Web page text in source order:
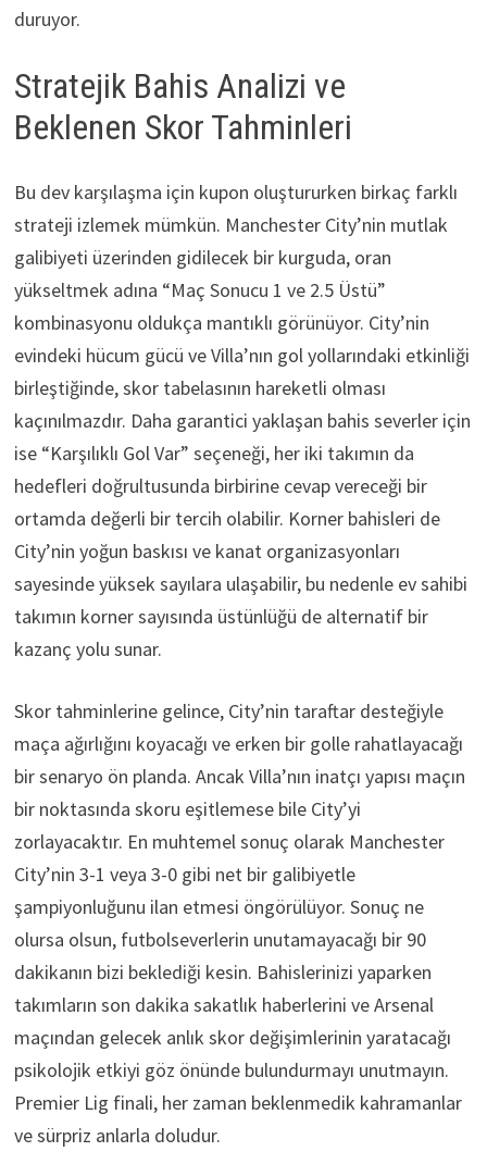
duruyor.
Stratejik Bahis Analizi ve
Beklenen Skor Tahminleri
Bu dev karşılaşma için kupon oluştururken birkaç farklı
strateji izlemek mümkün. Manchester City’nin mutlak
galibiyeti üzerinden gidilecek bir kurguda, oran
yükseltmek adına “Maç Sonucu 1 ve 2.5 Üstü”
kombinasyonu oldukça mantıklı görünüyor. City’nin
evindeki hücum gücü ve Villa’nın gol yollarındaki etkinliği
birleştiğinde, skor tabelasının hareketli olması
kaçınılmazdır. Daha garantici yaklaşan bahis severler için
ise “Karşılıklı Gol Var” seçeneği, her iki takımın da
hedefleri doğrultusunda birbirine cevap vereceği bir
ortamda değerli bir tercih olabilir. Korner bahisleri de
City’nin yoğun baskısı ve kanat organizasyonları
sayesinde yüksek sayılara ulaşabilir, bu nedenle ev sahibi
takımın korner sayısında üstünlüğü de alternatif bir
kazanç yolu sunar.
Skor tahminlerine gelince, City’nin taraftar desteğiyle
maça ağırlığını koyacağı ve erken bir golle rahatlayacağı
bir senaryo ön planda. Ancak Villa’nın inatçı yapısı maçın
bir noktasında skoru eşitlemese bile City’yi
zorlayacaktır. En muhtemel sonuç olarak Manchester
City’nin 3-1 veya 3-0 gibi net bir galibiyetle
şampiyonluğunu ilan etmesi öngörülüyor. Sonuç ne
olursa olsun, futbolseverlerin unutamayacağı bir 90
dakikanın bizi beklediği kesin. Bahislerinizi yaparken
takımların son dakika sakatlık haberlerini ve Arsenal
maçından gelecek anlık skor değişimlerinin yaratacağı
psikolojik etkiyi göz önünde bulundurmayı unutmayın.
Premier Lig finali, her zaman beklenmedik kahramanlar
ve sürpriz anlarla doludur.